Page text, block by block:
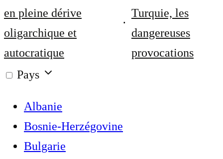
en pleine dérive
oligarchique et
autocratique
Turquie, les
dangereuses
provocations
Pays
Albanie
Bosnie-Herzégovine
Bulgarie